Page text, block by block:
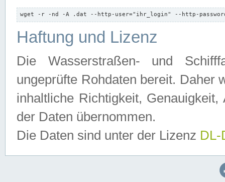
wget -r -nd -A .dat --http-user="ihr_login" --http-
Haftung und Lizenz
Die Wasserstraßen- und
ungeprüfte Rohdaten bereit. Daher
inhaltliche Richtigkeit,
der Daten übernommen.
Die Daten sind unter der Lizenz